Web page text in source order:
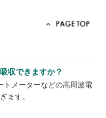
収できますか？
メーターなどの高周波電
ます。